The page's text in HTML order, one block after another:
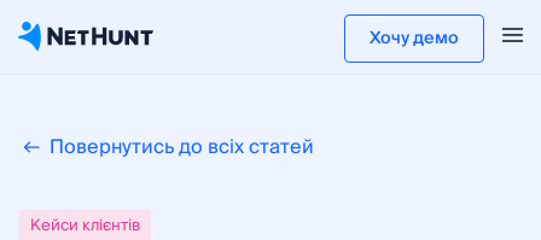
Хочу демо
Повернутись до всіх статей
Кейси клієнтів